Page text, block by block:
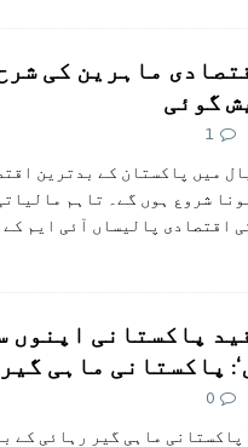
ماہرین کی
گوئی
1
میں پاکستان کے بدترین
شروع ہوں گے۔ تاہم
اقتصادی پالیساں آئی ایم
پاکستانی اپنوں
پاکستانی ماہی گیر
0
انڈیا میں قید 10 پاکستانی ماہی گیر